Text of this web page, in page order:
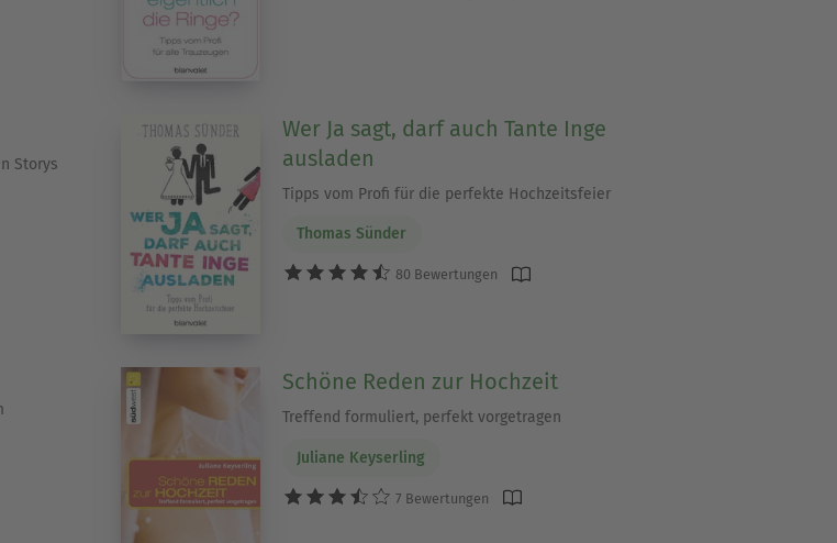
Storys
Wer Ja sagt, darf auch Tante Inge
ausladen
Tipps vom Profi für die perfekte Hochzeitsfeier
Thomas Sünder
80 Bewertungen
Schöne Reden zur Hochzeit
Treffend formuliert, perfekt vorgetragen
Juliane Keyserling
7 Bewertungen